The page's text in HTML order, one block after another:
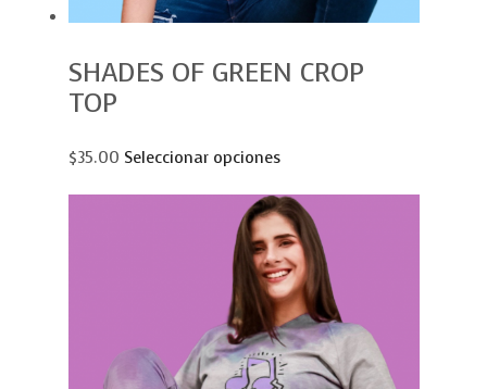
SHADES OF GREEN CROP
TOP
$35.00 Seleccionar opciones